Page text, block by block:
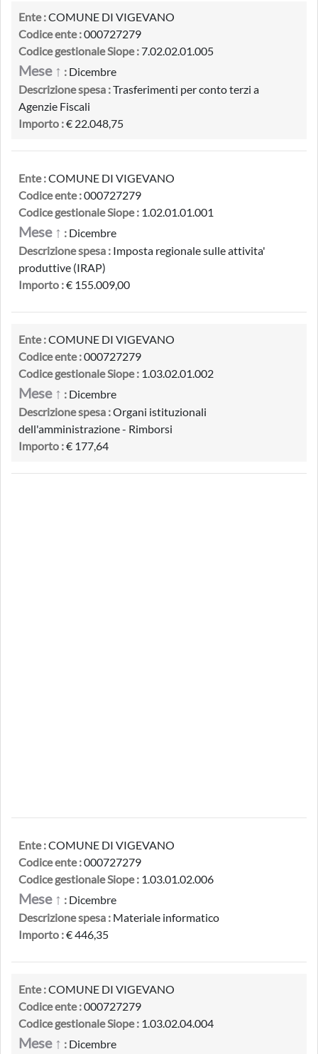
Ente :COMUNE DI VIGEVANO
Codice ente :000727279
Codice gestionale Siope :7.02.02.01.005
Mese ↑ : Dicembre
Descrizione spesa :Trasferimenti per conto terzi a
Agenzie Fiscali
Importo :€ 22.048,75
Ente :COMUNE DI VIGEVANO
Codice ente :000727279
Codice gestionale Siope : 1.02.01.01.001
Mese ↑ : Dicembre
Descrizione spesa : Imposta regionale sulle attivita'
produttive (IRAP)
Importo :€ 155.009,00
Ente :COMUNE DI VIGEVANO
Codice ente :000727279
Codice gestionale Siope : 1.03.02.01.002
Mese ↑ : Dicembre
Descrizione spesa :Organi istituzionali
dell'amministrazione - Rimborsi
Importo :€ 177,64
Ente :COMUNE DI VIGEVANO
Codice ente :000727279
Codice gestionale Siope : 1.03.01.02.006
Mese ↑ : Dicembre
Descrizione spesa : Materiale informatico
Importo :€ 446,35
Ente :COMUNE DI VIGEVANO
Codice ente :000727279
Codice gestionale Siope : 1.03.02.04.004
Mese ↑ : Dicembre